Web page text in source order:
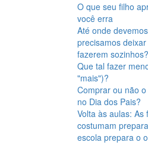
O que seu filho
você erra
Até onde
precisamos
fazerem sozinhos?
Que tal fazer
"mais")?
Comprar ou não
no Dia dos Pais?
Volta às aulas: As
costumam
escola prepara o